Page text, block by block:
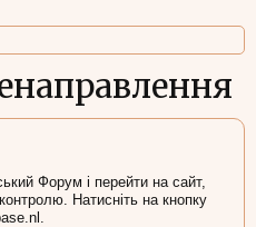
Форум і перейти на сайт,
Натисніть на кнопку